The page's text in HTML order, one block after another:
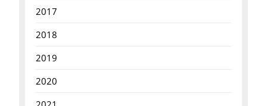
2017
2018
2019
2020